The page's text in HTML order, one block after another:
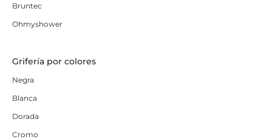
Bruntec
Ohmyshower
Grifería por colores
Negra
Blanca
Dorada
Cromo